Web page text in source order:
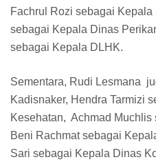
Fachrul Rozi sebagai
sebagai Kepala Dinas
sebagai Kepala DLHK.
Sementara, Rudi Lesmana
Kadisnaker, Hendra Tarmizi
Kesehatan, Achmad
Beni Rachmat sebagai
Sari sebagai Kepala Dinas